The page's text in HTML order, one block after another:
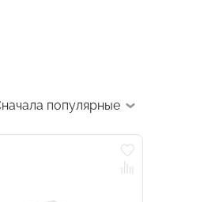
популярные